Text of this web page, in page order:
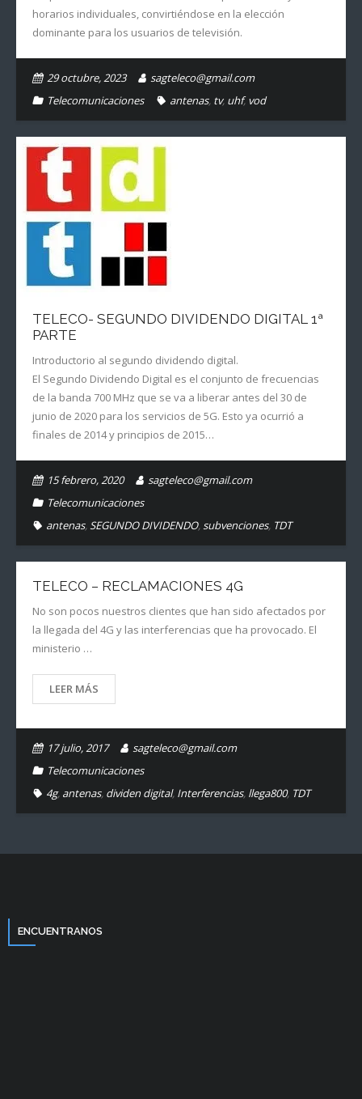
horarios individuales, convirtiéndose en la elección
dominante para los usuarios de televisión.
29 octubre, 2023
sagteleco@gmail.com
Telecomunicaciones
antenas, tv, uhf,vod
TELECO- SEGUNDO DIVIDENDO DIGITAL 1ª
PARTE
Introductorio al segundo dividendo digital.
El Segundo Dividendo Digital es el conjunto de frecuencias
de la banda 700 MHz que se va a liberar antes del 30 de
junio de 2020 para los servicios de 5G. Esto ya ocurrió a
finales de 2014 y principios de 2015…
15 febrero, 2020
sagteleco@gmail.com
Telecomunicaciones
antenas,SEGUNDO DIVIDENDO,subvenciones, TDT
TELECO – RECLAMACIONES 4G
No son pocos nuestros clientes que han sido afectados por
la llegada del 4G y las interferencias que ha provocado. El
ministerio …
LEER MÁS
17 julio, 2017
sagteleco@gmail.com
Telecomunicaciones
4g, antenas, dividen digital, Interferencias, llega800, TDT
ENCUENTRANOS